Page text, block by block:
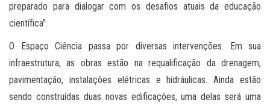
preparado para dialogar com os desafios atuais da educação
científica”.
O Espaço Ciência passa por diversas intervenções. Em sua
infraestrutura, as obras estão na requalificação da drenagem,
pavimentação, instalações elétricas e hidráulicas. Ainda estão
sendo construídas duas novas edificações, uma delas será uma